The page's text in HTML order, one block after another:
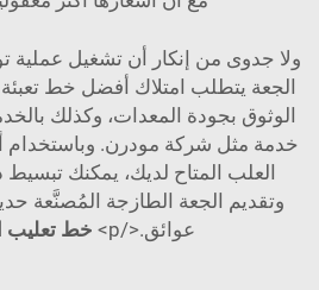
ولا جدوى من إنكار أن تشغيل عملية
الجعة يتطلب امتلاك أفضل خط
الوثوق بجودة المعدات، وكذلك
خدمة مثل شركة مودرن.
العلب المتاح لديك، يمكنك تبسيط
وتقديم الجعة الطازجة المُصنَّعة
عوائق.</p>
خط تعليب